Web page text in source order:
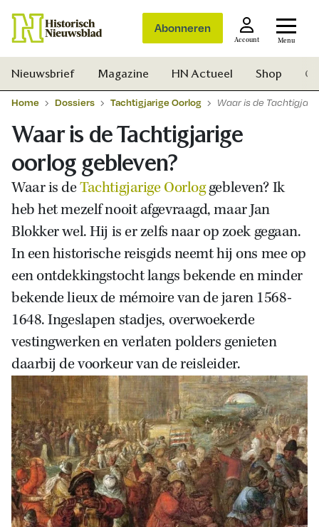
Abonneren
Account Menu
Zoek
Nieuwsbrief Magazine HN Actueel Shop
Home Dossiers Tachtigjarige Oorlog Waar is de
Waar is de Tachtigjarige
oorlog gebleven?
Waar is deTachtigjarige Oorloggebleven? Ik
heb het mezelf nooit afgevraagd, maar Jan
Blokker wel. Hij is er zelfs naar op zoek gegaan.
In een historische reisgids neemt hij ons mee op
een ontdekkingstocht langs bekende en minder
bekende lieux de mémoire van de jaren 1568-
1648. Ingeslapen stadjes, overwoekerde
vestingwerken en verlaten polders genieten
daarbij de voorkeur van de reisleider.